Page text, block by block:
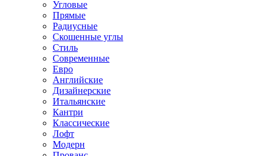
Угловые
Прямые
Радиусные
Скошенные углы
Стиль
Современные
Евро
Английские
Дизайнерские
Итальянские
Кантри
Классические
Лофт
Модерн